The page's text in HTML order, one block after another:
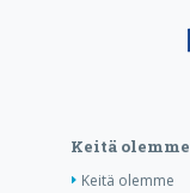
Keitä olemme
Keitä olemme